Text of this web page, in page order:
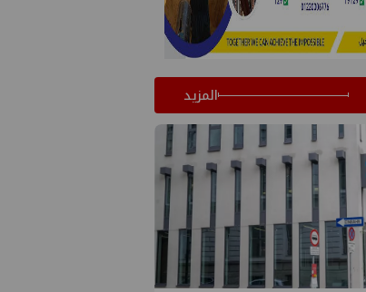
المزيد